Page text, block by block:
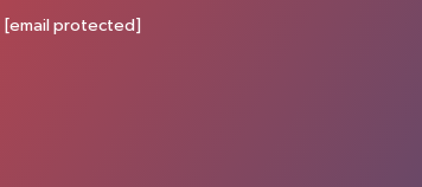
[email protected]